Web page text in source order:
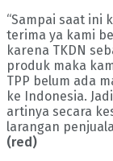
“Sampai saat ini
terima ya kami
karena TKDN
produk maka
TPP belum ada
ke Indonesia.
artinya secara
larangan
(red)